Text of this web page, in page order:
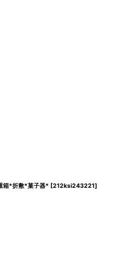
敷*菓子器* [212ksi243221]